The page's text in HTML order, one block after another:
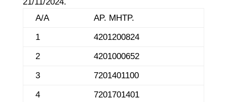
Α/Α
ΑΡ. ΜΗΤΡ.
1
4201200824
2
4201000652
3
7201401100
4
7201701401